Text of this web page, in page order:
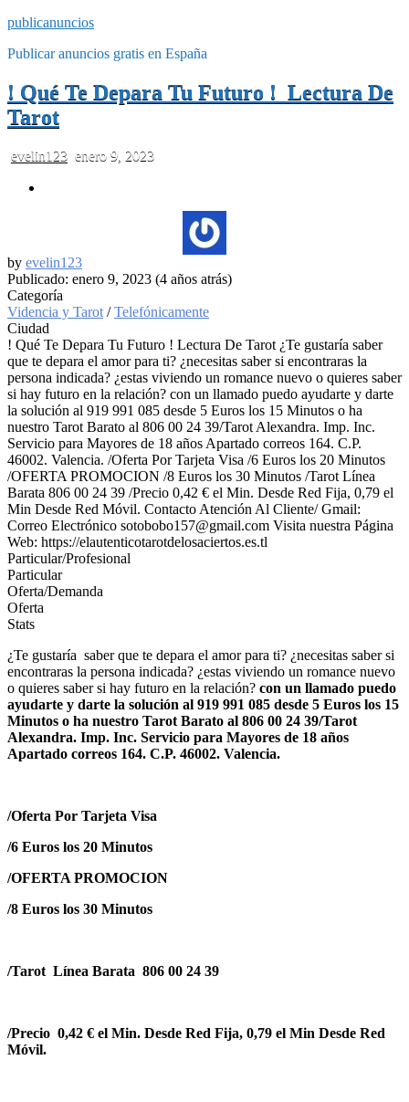
publicanuncios
Publicar anuncios gratis en España
! Qué Te Depara Tu Futuro ! Lectura De
Tarot
evelin123 enero 9, 2023
by evelin123
Publicado: enero 9, 2023 (4 años atrás)
Categoría
Videncia y Tarot /Telefónicamente
Ciudad
! Qué Te Depara Tu Futuro ! Lectura De Tarot ¿Te gustaría saber
que te depara el amor para ti? ¿necesitas saber si encontraras la
persona indicada? ¿estas viviendo un romance nuevo o quieres saber
si hay futuro en la relación? con un llamado puedo ayudarte y darte
la solución al 919 991 085 desde 5 Euros los 15 Minutos o ha
nuestro Tarot Barato al 806 00 24 39/Tarot Alexandra. Imp. Inc.
Servicio para Mayores de 18 años Apartado correos 164. C.P.
46002. Valencia. /Oferta Por Tarjeta Visa /6 Euros los 20 Minutos
/OFERTA PROMOCION /8 Euros los 30 Minutos /Tarot Línea
Barata 806 00 24 39 /Precio 0,42 € el Min. Desde Red Fija, 0,79 el
Min Desde Red Móvil. Contacto Atención Al Cliente/ Gmail:
Correo Electrónico sotobobo157@gmail.com Visita nuestra Página
Web: https://elautenticotarotdelosaciertos.es.tl
Particular/Profesional
Particular
Oferta/Demanda
Oferta
Stats
¿Te gustaría saber que te depara el amor para ti? ¿necesitas saber si
encontraras la persona indicada? ¿estas viviendo un romance nuevo
o quieres saber si hay futuro en la relación? con un llamado puedo
ayudarte y darte la solución al 919 991 085 desde 5 Euros los 15
Minutos o ha nuestro Tarot Barato al 806 00 24 39/Tarot
Alexandra. Imp. Inc. Servicio para Mayores de 18 años
Apartado correos 164. C.P. 46002. Valencia.
/Oferta Por Tarjeta Visa
/6 Euros los 20 Minutos
/OFERTA PROMOCION
/8 Euros los 30 Minutos
/Tarot Línea Barata 806 00 24 39
/Precio 0,42 € el Min. Desde Red Fija, 0,79 el Min Desde Red
Móvil.